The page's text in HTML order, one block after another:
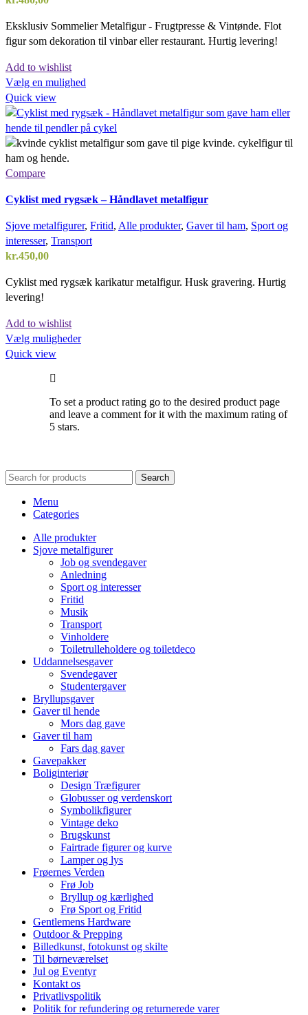
Eksklusiv Sommelier Metalfigur - Frugtpresse & Vintønde. Flot
figur som dekoration til vinbar eller restaurant. Hurtig levering!
Add to wishlist
Vælg en mulighed
Quick view
Compare
Cyklist med rygsæk – Håndlavet metalfigur
Sjove metalfigurer, Fritid, Alle produkter, Gaver til ham, Sport og
interesser, Transport
kr.450,00
Cyklist med rygsæk karikatur metalfigur. Husk gravering. Hurtig
levering!
Add to wishlist
Vælg mulighederDette
varianter.
Mulighederne
varesiden
Quick view
To set a product rating go to the desired product page
and leave a comment for it with the maximum rating of
5 stars.
Search
Menu
Categories
Alle produkter
Sjove metalfigurer
Job og svendegaver
Anledning
Sport og interesser
Fritid
Musik
Transport
Vinholdere
Toiletrulleholdere og toiletdeco
Uddannelsesgaver
Svendegaver
Studentergaver
Bryllupsgaver
Gaver til hende
Mors dag gave
Gaver til ham
Fars dag gaver
Gavepakker
Boliginteriør
Design Træfigurer
Globusser og verdenskort
Symbolikfigurer
Vintage deko
Brugskunst
Fairtrade figurer og kurve
Lamper og lys
Frøernes Verden
Frø Job
Bryllup og kærlighed
Frø Sport og Fritid
Gentlemens Hardware
Outdoor & Prepping
Billedkunst, fotokunst og skilte
Til børneværelset
Jul og Eventyr
Kontakt os
Privatlivspolitik
Politik for refundering og returnerede varer